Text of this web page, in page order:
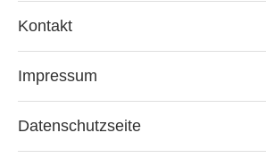
Kontakt
Impressum
Datenschutzseite